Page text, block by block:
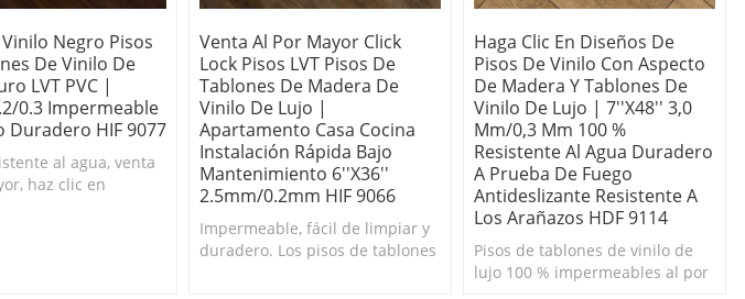
Negro Pisos
De Vinilo De
LVT PVC |
0.3 Impermeable
Duradero HIF 9077
al agua, venta
haz clic en
Venta Al Por Mayor Click
Lock Pisos LVT Pisos De
Tablones De Madera De
Vinilo De Lujo |
Apartamento Casa Cocina
Instalación Rápida Bajo
Mantenimiento 6''x36''
2.5mm/0.2mm HIF 9066
Impermeable, fácil de limpiar y
duradero. Los pisos de tablones
Haga Clic En Diseños De
Pisos De Vinilo Con Aspecto
De Madera Y Tablones De
Vinilo De Lujo | 7''x48'' 3,0
Mm/0,3 Mm 100 %
Resistente Al Agua Duradero
A Prueba De Fuego
Antideslizante Resistente A
Los Arañazos HDF 9114
Pisos de tablones de vinilo de
lujo 100 % impermeables al por